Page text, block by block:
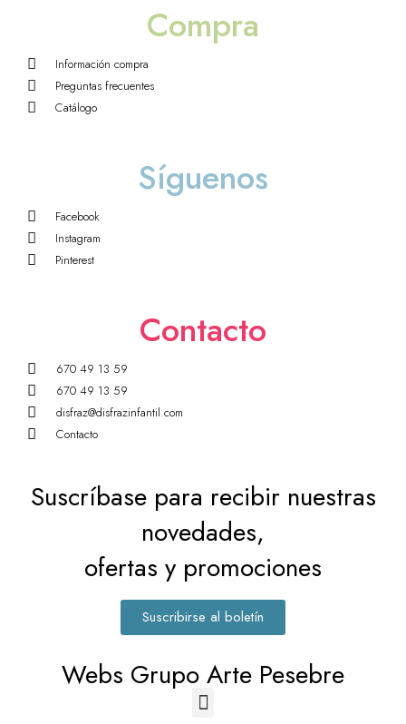
Compra
Información compra
Preguntas frecuentes
Catálogo
Síguenos
Facebook
Instagram
Pinterest
Contacto
670 49 13 59
670 49 13 59
disfraz@disfrazinfantil.com
Contacto
Suscríbase para recibir nuestras
novedades,
ofertas y promociones
Suscribirse al boletín
Webs Grupo Arte Pesebre